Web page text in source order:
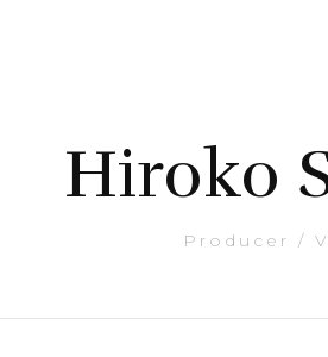
Hiroko
Producer /